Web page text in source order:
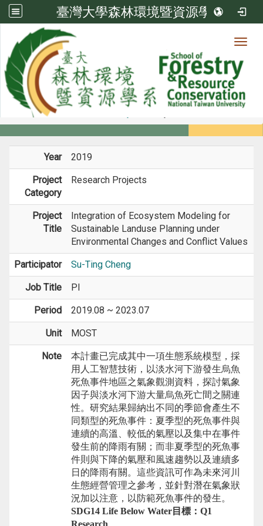
臺灣大學森林環境暨資源學系
Member
Members
Year 2019
Project
Category
Research Projects
Project
Title
Integration of Ecosystem Modeling for
Sustainable Landuse Planning under
Environmental Changes and Conflict Values
Participator Su-Ting Cheng
Job Title PI
Period 2019.08 ~ 2023.07
Unit MOST
Note
本計畫已完成其中一項生態系統模型，採
用人工智慧技術，以淡水河下游發生烏魚
死魚事件地區之氣象觀測資料，探討氣象
因子與淡水河下游大量烏魚死亡間之關連
性。研究結果歸納出不同的季節會產生不
同類型的死魚事件：夏季型的死魚事件與
連續的高溫、較低的氣壓以及集中在事件
發生前的降雨有關；而非夏季型的死魚事
件則與下降的氣壓和風速趨勢以及連續多
日的降雨有關。這些資訊可作為未來河川
生態經營管理之參考，並針對潛在氣象狀
況加以注意，以防範死魚事件的發生。
SDG14 Life Below Water 目標 ： Q1
Research